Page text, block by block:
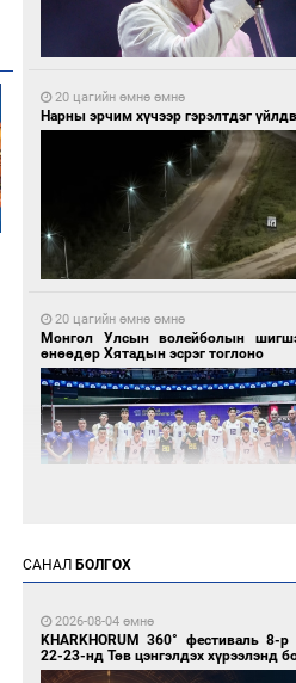
20 цагийн өмнө өмнө
Нарны эрчим хүчээр гэрэлтдэг
20 цагийн өмнө өмнө
Монгол Улсын волейболын
өнөөдөр Хятадын эсрэг тоглоно
20 цагийн өмнө өмнө
САНАЛ БОЛГОХ
2026-08-04 өмнө
KHARKHORUM 360° фестиваль 8-
22-23-нд Төв цэнгэлдэх хүрээлэнд